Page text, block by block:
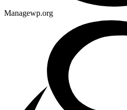
Managewp.org